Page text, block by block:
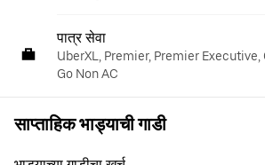
पात्र सेवा
UberXL, Premier, Premier Executive,
Go Non AC
साप्ताहिक भाड्याची गाडी